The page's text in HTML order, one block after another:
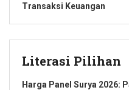
Transaksi Keuangan
Literasi Pilihan
Harga Panel Surya 2026: